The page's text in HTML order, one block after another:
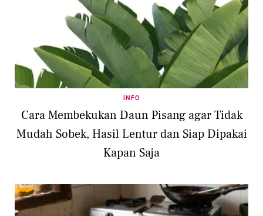
INFO
Cara Membekukan Daun Pisang agar Tidak
Mudah Sobek, Hasil Lentur dan Siap Dipakai
Kapan Saja